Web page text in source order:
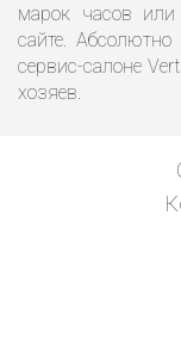
марок часов или
сайте.
сервис-салоне
хозяев.